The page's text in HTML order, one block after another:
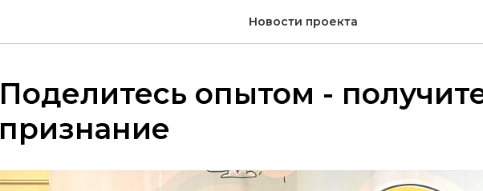
Новости проекта
Поделитесь опытом -
признание